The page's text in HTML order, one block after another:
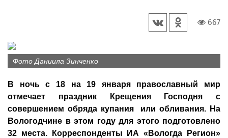
667
Фото Даниила Зинченко
В ночь с 18 на 19 января православный мир
отмечает праздник Крещения Господня с
совершением обряда купания или обливания. На
Вологодчине в этом году для этого подготовлено
32 места. Корреспонденты ИА «Вологда Регион»